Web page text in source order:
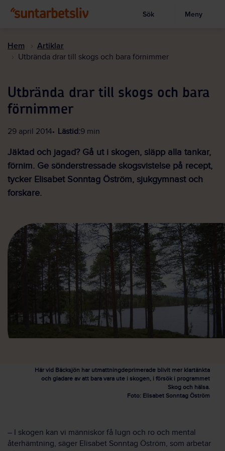
huvudinnehållet
Visa sökruta
Sök Meny
Hem Artiklar
Utbrända drar till skogs och bara förnimmer
Utbrända drar till skogs och bara
förnimmer
29 april 2014 Lästid:9 min
Jäktad och jagad? Gå ut i skogen, släpp alla tankar,
förnim. Ge sönderstressade skogsvistelse på recept,
tycker Elisabet Sonntag Öström, sjukgymnast och
forskare.
Här vid Bäcksjön har utmattningdeprimerade blivit mer klartänkta
och gladare av att bara vara ute i skogen, i försök i programmet
Skog och hälsa.
Foto: Elisabet Sonntag Öström
– I skogen kan vi människor få lugn och ro och mental
återhämtning, säger Elisabet Sonntag Öström, som arbetar